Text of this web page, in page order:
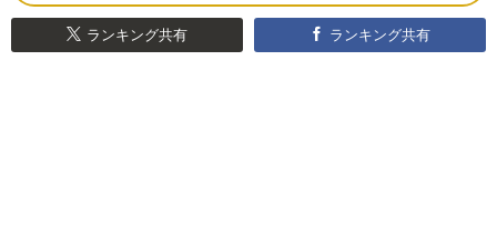
ランキング共有 ランキング共有